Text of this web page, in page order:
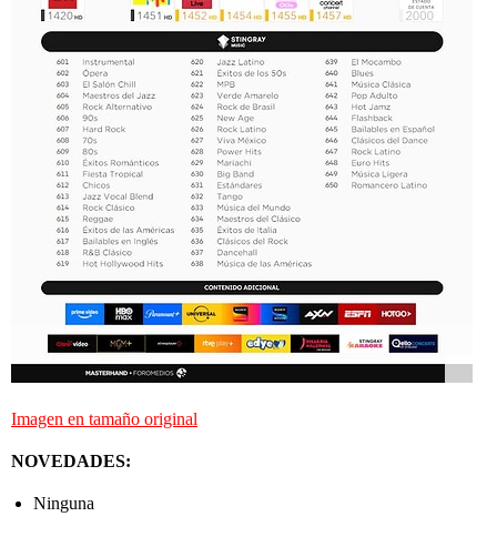
Imagen en tamaño original
NOVEDADES:
Ninguna